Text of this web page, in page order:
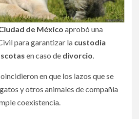
de México aprobó una
para garantizar la custodia
en caso de divorcio.
en que los lazos que se
y otros animales de compañía
coexistencia.